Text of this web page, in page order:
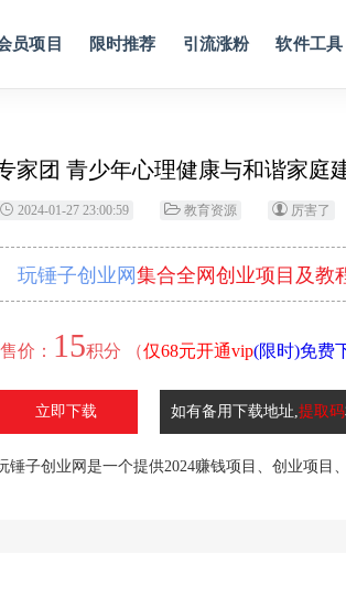
员项目 限时推荐 引流涨粉 软件工具
家团 青少年心理健康与和谐家庭
2024-01-27 23:00:59 教育资源 厉害了
玩锤子创业网 集合全网创业项目及教
售价： 15积分 （仅68元开通vip(限时)免费
立即下载 如有备用下载地址,提取码
锤子创业网是一个提供2024赚钱项目、创业项目